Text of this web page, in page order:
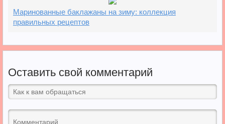
Маринованные баклажаны на зиму: коллекция
правильных рецептов
Оставить свой комментарий